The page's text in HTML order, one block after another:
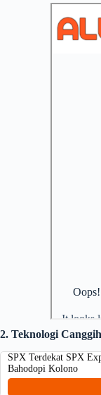
2. Teknologi Canggih
SPX Terdekat SPX
Bahodopi Kolono